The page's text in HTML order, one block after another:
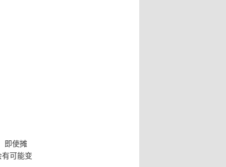
即使摊
可能变